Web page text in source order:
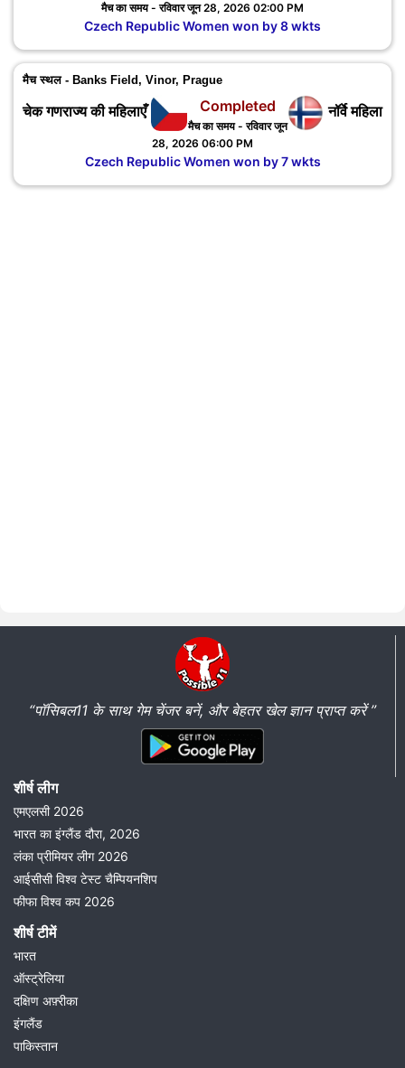
मैच का समय - रविवार जून 28, 2026 02:00 PM
Czech Republic Women won by 8 wkts
मैच स्थल - Banks Field, Vinor, Prague
चेक गणराज्य की महिलाएँ नॉर्वे महिला
Completed
मैच का समय - रविवार जून
28, 2026 06:00 PM
Czech Republic Women won by 7 wkts
“पॉसिबल11 के साथ गेम चेंजर बनें, और बेहतर खेल ज्ञान प्राप्त करें ”
शीर्ष लीग
एमएलसी 2026
भारत का इंग्लैंड दौरा, 2026
लंका प्रीमियर लीग 2026
आईसीसी विश्व टेस्ट चैम्पियनशिप
फीफा विश्व कप 2026
शीर्ष टीमें
भारत
ऑस्ट्रेलिया
दक्षिण अफ़्रीका
इंगलैंड
पाकिस्तान